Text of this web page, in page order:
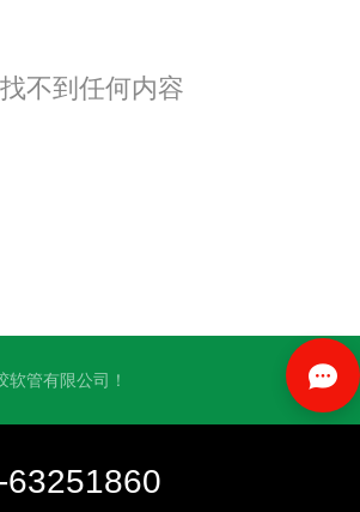
找不到任何内容
管有限公司！
63251860